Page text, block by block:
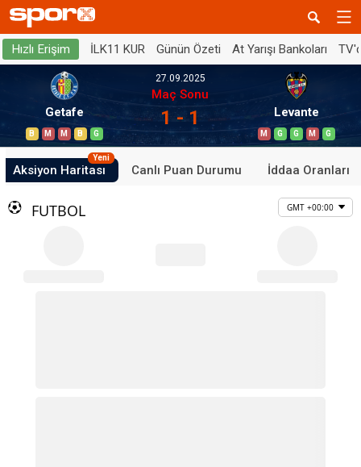
Hızlı Erişim İLK11 KUR Günün Özeti At Yarışı Bankoları
Getafe
B M M B G
27.09.2025
Maç Sonu
1 - 1 Levante
M G G M G
Aksiyon Haritası
Yeni
Canlı Puan Durumu İddaa Oranları
FUTBOL GMT +00:00